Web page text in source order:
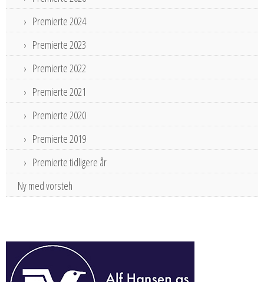
Premierte 2024
Premierte 2023
Premierte 2022
Premierte 2021
Premierte 2020
Premierte 2019
Premierte tidligere år
Ny med vorsteh